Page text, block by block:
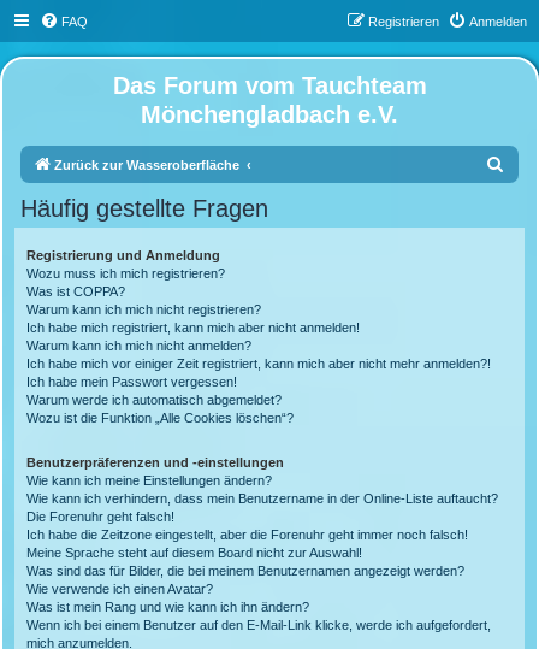
FAQ Anmelden
Registrieren
Das Forum vom Tauchteam
Mönchengladbach e.V.
Zurück zur Wasseroberfläche
Häufig gestellte Fragen
Registrierung und Anmeldung
Wozu muss ich mich registrieren?
Was ist COPPA?
Warum kann ich mich nicht registrieren?
Ich habe mich registriert, kann mich aber nicht anmelden!
Warum kann ich mich nicht anmelden?
Ich habe mich vor einiger Zeit registriert, kann mich aber nicht mehr anmelden?!
Ich habe mein Passwort vergessen!
Warum werde ich automatisch abgemeldet?
Wozu ist die Funktion „Alle Cookies löschen“?
Benutzerpräferenzen und -einstellungen
Wie kann ich meine Einstellungen ändern?
Wie kann ich verhindern, dass mein Benutzername in der Online-Liste auftaucht?
Die Forenuhr geht falsch!
Ich habe die Zeitzone eingestellt, aber die Forenuhr geht immer noch falsch!
Meine Sprache steht auf diesem Board nicht zur Auswahl!
Was sind das für Bilder, die bei meinem Benutzernamen angezeigt werden?
Wie verwende ich einen Avatar?
Was ist mein Rang und wie kann ich ihn ändern?
Wenn ich bei einem Benutzer auf den E-Mail-Link klicke, werde ich aufgefordert,
mich anzumelden.